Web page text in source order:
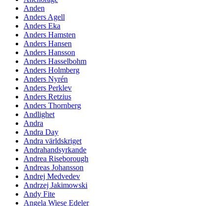
Anden
Anders Agell
Anders Eka
Anders Hamsten
Anders Hansen
Anders Hansson
Anders Hasselbohm
Anders Holmberg
Anders Nyrén
Anders Perklev
Anders Retzius
Anders Thornberg
Andlighet
Andra
Andra Day
Andra världskriget
Andrahandsyrkande
Andrea Riseborough
Andreas Johansson
Andrej Medvedev
Andrzej Jakimowski
Andy Fite
Angela Wiese Edeler